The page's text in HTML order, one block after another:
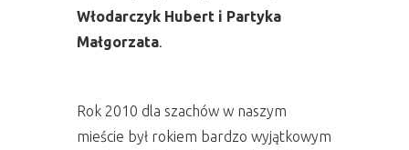
Włodarczyk Hubert i Partyka
Małgorzata.
Rok 2010 dla szachów w naszym
mieście był rokiem bardzo wyjątkowym